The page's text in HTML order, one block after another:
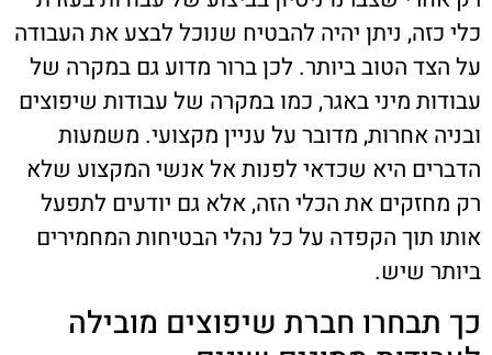
כלי כזה, ניתן יהיה להבטיח שנוכל לבצע את העבודה
על הצד הטוב ביותר. לכן ברור מדוע גם במקרה של
עבודות מיני באגר, כמו במקרה של עבודות שיפוצים
ובניה אחרות, מדובר על עניין מקצועי. משמעות
הדברים היא שכדאי לפנות אל אנשי המקצוע שלא
רק מחזקים את הכלי הזה, אלא גם יודעים לתפעל
אותו תוך הקפדה על כל נהלי הבטיחות המחמירים
ביותר שיש.
כך תבחרו חברת שיפוצים מובילה